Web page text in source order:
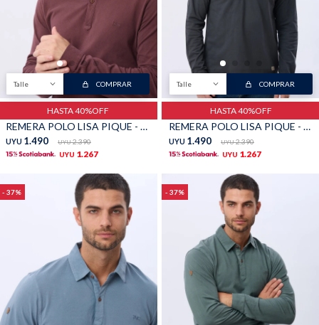
Talle COMPRAR
HASTA 40%OFF
REMERA POLO LISA PIQUE - Bordo
UYU 1.490 UYU 2.390
UYU 1.267
Talle COMPRAR
HASTA 40%OFF
REMERA POLO LISA PIQUE - Gris
UYU 1.490 UYU 2.390
UYU 1.267
37 37
Buzos Pantalones
Canguros Jeans